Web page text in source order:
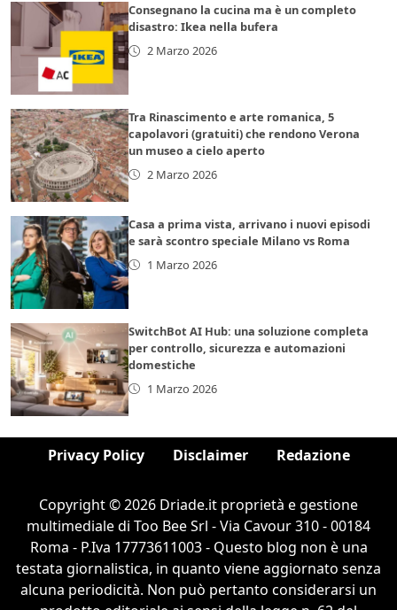
Consegnano la cucina ma è un completo
disastro: Ikea nella bufera
2 Marzo 2026
Tra Rinascimento e arte romanica, 5
capolavori (gratuiti) che rendono Verona
un museo a cielo aperto
2 Marzo 2026
Casa a prima vista, arrivano i nuovi episodi
e sarà scontro speciale Milano vs Roma
1 Marzo 2026
SwitchBot AI Hub: una soluzione completa
per controllo, sicurezza e automazioni
domestiche
1 Marzo 2026
Privacy Policy Disclaimer Redazione
Copyright © 2026 Driade.it proprietà e gestione
multimediale di Too Bee Srl - Via Cavour 310 - 00184
Roma - P.Iva 17773611003 - Questo blog non è una
testata giornalistica, in quanto viene aggiornato senza
alcuna periodicità. Non può pertanto considerarsi un